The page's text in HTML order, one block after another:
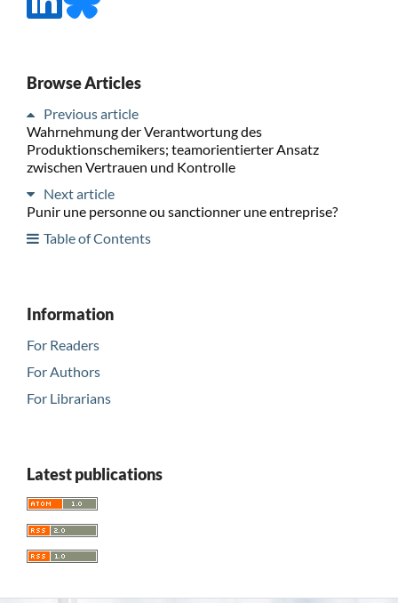
Browse Articles
Previous article
Wahrnehmung der Verantwortung des
Produktionschemikers; teamorientierter Ansatz
zwischen Vertrauen und Kontrolle
Next article
Punir une personne ou sanctionner une entreprise?
Table of Contents
Information
For Readers
For Authors
For Librarians
Latest publications